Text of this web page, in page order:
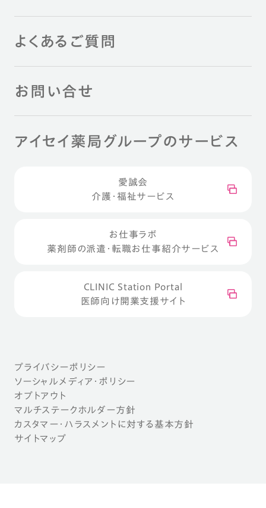
よくあるご質問
お問い合せ
アイセイ薬局グループのサービス
愛誠会
介護・福祉サービス
お仕事ラボ
薬剤師の派遣・転職お仕事紹介サービス
CLINIC Station Portal
医師向け開業支援サイト
プライバシーポリシー
ソーシャルメディア・ポリシー
オプトアウト
マルチステークホルダー方針
カスタマー・ハラスメントに対する基本方針
サイトマップ